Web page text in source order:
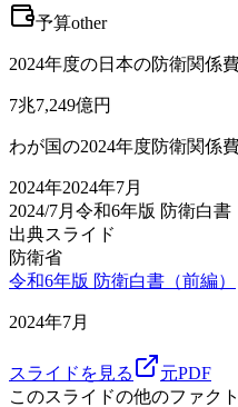
予算other
2024年度の日本の防衛関係
7兆7,249億円
わが国の2024年度防衛関係
2024年2024年7月
2024/7月 令和6年版 防衛白書
出典スライド
防衛省
令和6年版 防衛白書（前編）
2024年7月
スライドを見る
元PDF
このスライドの他のファクト